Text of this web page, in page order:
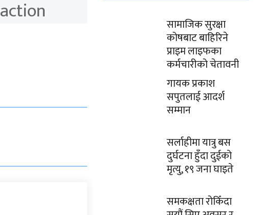
सामाजिक सुरक्षा
कोषबाट बाहिरिने
प्राइम लाइफका
कर्मचारीको चेतावनी
गायक प्रकाश
सपुतलाई आदर्श
सम्मान
सर्लाहीमा यात्रु बस
दुर्घटना हुँदा दुईको
मृत्यु, १९ जना घाइते
समकक्षता रोकिँदा